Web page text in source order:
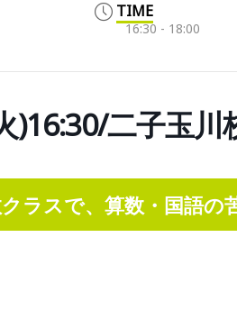
TIME
16:30 - 18:00
)16:30/二子玉川
ラスで、算数・国語の